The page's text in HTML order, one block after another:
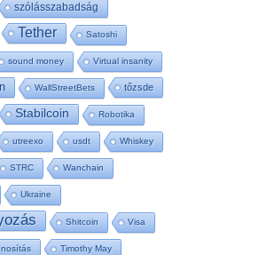
szólásszabadság
Tether Satoshi
sound money Virtual insanity
WallStreetBets tőzsde
Stabilcoin Robotika
utreexo usdt Whiskey
STRC Wanchain
Ukraine
Shitcoin Visa
Timothy May